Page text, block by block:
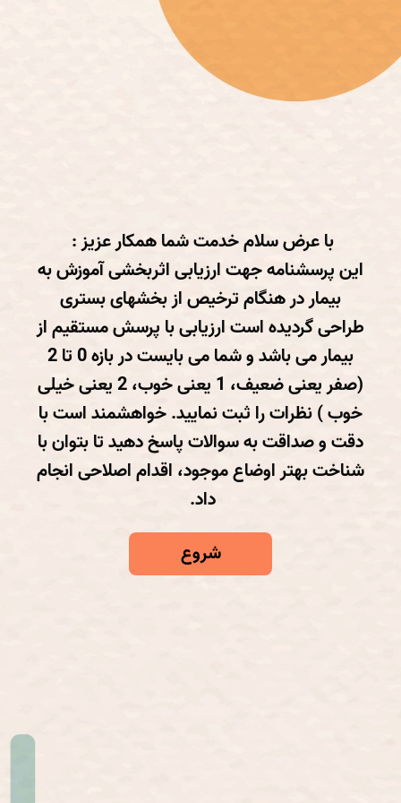
با عرض سلام خدمت شما همکار عزیز :
این پرسشنامه جهت ارزیابی اثربخشی آموزش به
بیمار در هنگام ترخیص از بخشهای بستری
طراحی گردیده است ارزیابی با پرسش مستقیم از
بیمار می باشد و شما می بایست در بازه 0 تا 2
(صفر یعنی ضعیف، 1 یعنی خوب، 2 یعنی خیلی
خوب ) نظرات را ثبت نمایید. خواهشمند است با
دقت و صداقت به سوالات پاسخ دهید تا بتوان با
شناخت بهتر اوضاع موجود، اقدام اصلاحی انجام
داد.
شروع